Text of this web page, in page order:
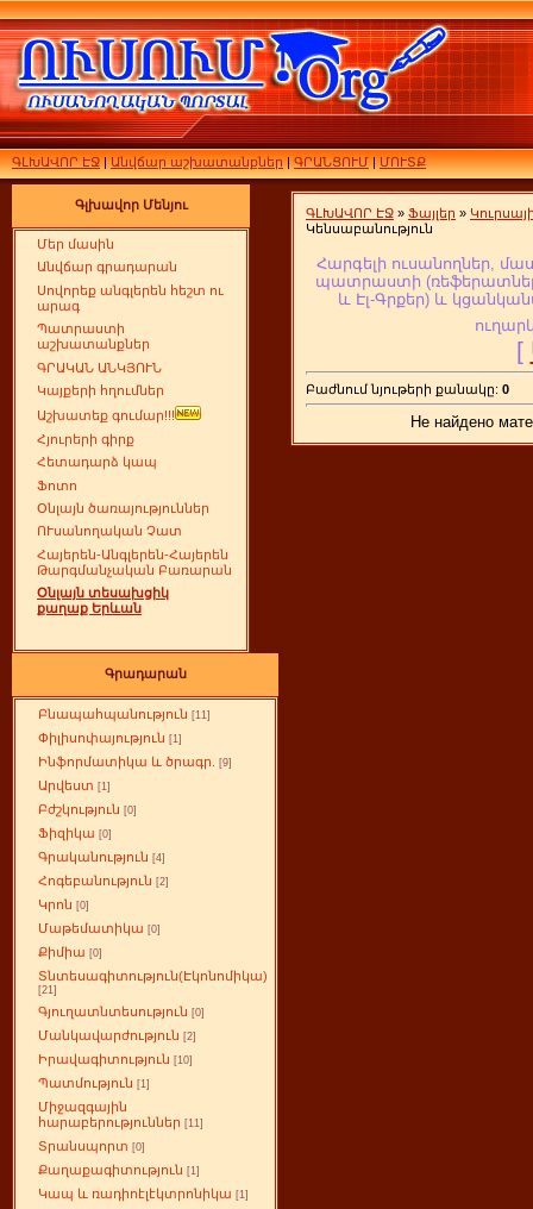
ԳԼԽԱՎՈՐ ԷՋ|Անվճար աշխատանքներ|ԳՐԱՆՑՈՒՄ|ՄՈՒՏՔ
Գլխավոր Մենյու
Մեր մասին
Անվճար գրադարան
Սովորեք անգլերեն հեշտ ու
արագ
Պատրաստի
աշխատանքներ
ԳՐԱԿԱՆ ԱՆԿՅՈՒՆ
Կայքերի հղումներ
Աշխատեք գումար!!!
Հյուրերի գիրք
Հետադարձ կապ
Ֆոտո
Օնլայն ծառայություններ
ՈՒսանողական Չատ
Հայերեն-Անգլերեն-Հայերեն
Թարգմանչական Բառարան
Օնլայն տեսախցիկ
քաղաք Երևան
Գրադարան
Բնապահպանություն [11]
Փիլիսոփայություն [1]
Ինֆորմատիկա և ծրագր. [9]
Արվեստ [1]
Բժշկություն [0]
Ֆիզիկա [0]
Գրականություն [4]
Հոգեբանություն [2]
Կրոն [0]
Մաթեմատիկա [0]
Քիմիա [0]
Տնտեսագիտություն(Էկոնոմիկա)
[21]
Գյուղատնտեսություն [0]
Մանկավարժություն [2]
Իրավագիտություն [10]
Պատմություն [1]
Միջազգային
հարաբերություններ [11]
Տրանսպորտ [0]
Քաղաքագիտություն [1]
Կապ և ռադիոէլէկտրոնիկա [1]
ԳԼԽԱՎՈՐ ԷՋ » Ֆայլեր »
Կենսաբանություն
Հարգելի ուսանողներ,
պատրաստի
և Էլ-Գրքեր) և
[
Բաժնում նյութերի քանակը: 0
Не найдено